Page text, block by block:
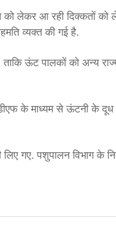
को लेकर आ रही दिक्कतों को
व्यक्त की गई है.
ताकि ऊंट पालकों को अन्य
के माध्यम से ऊंटनी के दूध
गए. पशुपालन विभाग के